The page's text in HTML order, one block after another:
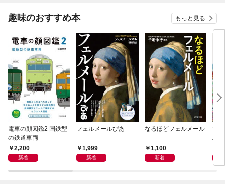
趣味のおすすめ本 もっと見る
電車の顔図鑑2 国鉄型
の鉄道車両
2,200
新着
フェルメールぴあ
1,999
新着
なるほどフェルメール
1,100
新着
ハ